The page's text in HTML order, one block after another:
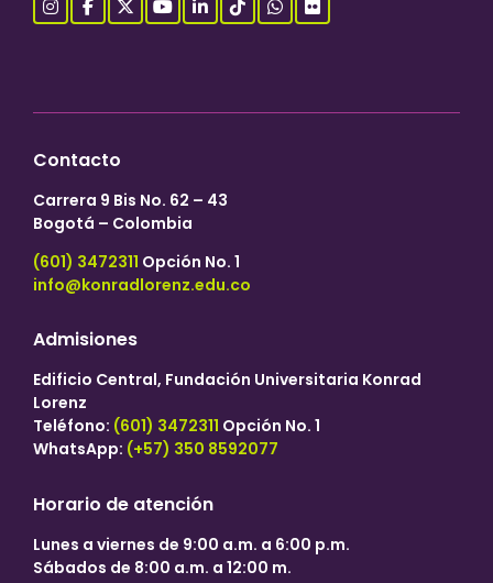
Contacto
Carrera 9 Bis No. 62 – 43
Bogotá – Colombia
(601) 3472311 Opción No. 1
info@konradlorenz.edu.co
Admisiones
Edificio Central, Fundación Universitaria Konrad
Lorenz
Teléfono: (601) 3472311 Opción No. 1
WhatsApp: (+57) 350 8592077
Horario de atención
Lunes a viernes de 9:00 a.m. a 6:00 p.m.
Sábados de 8:00 a.m. a 12:00 m.